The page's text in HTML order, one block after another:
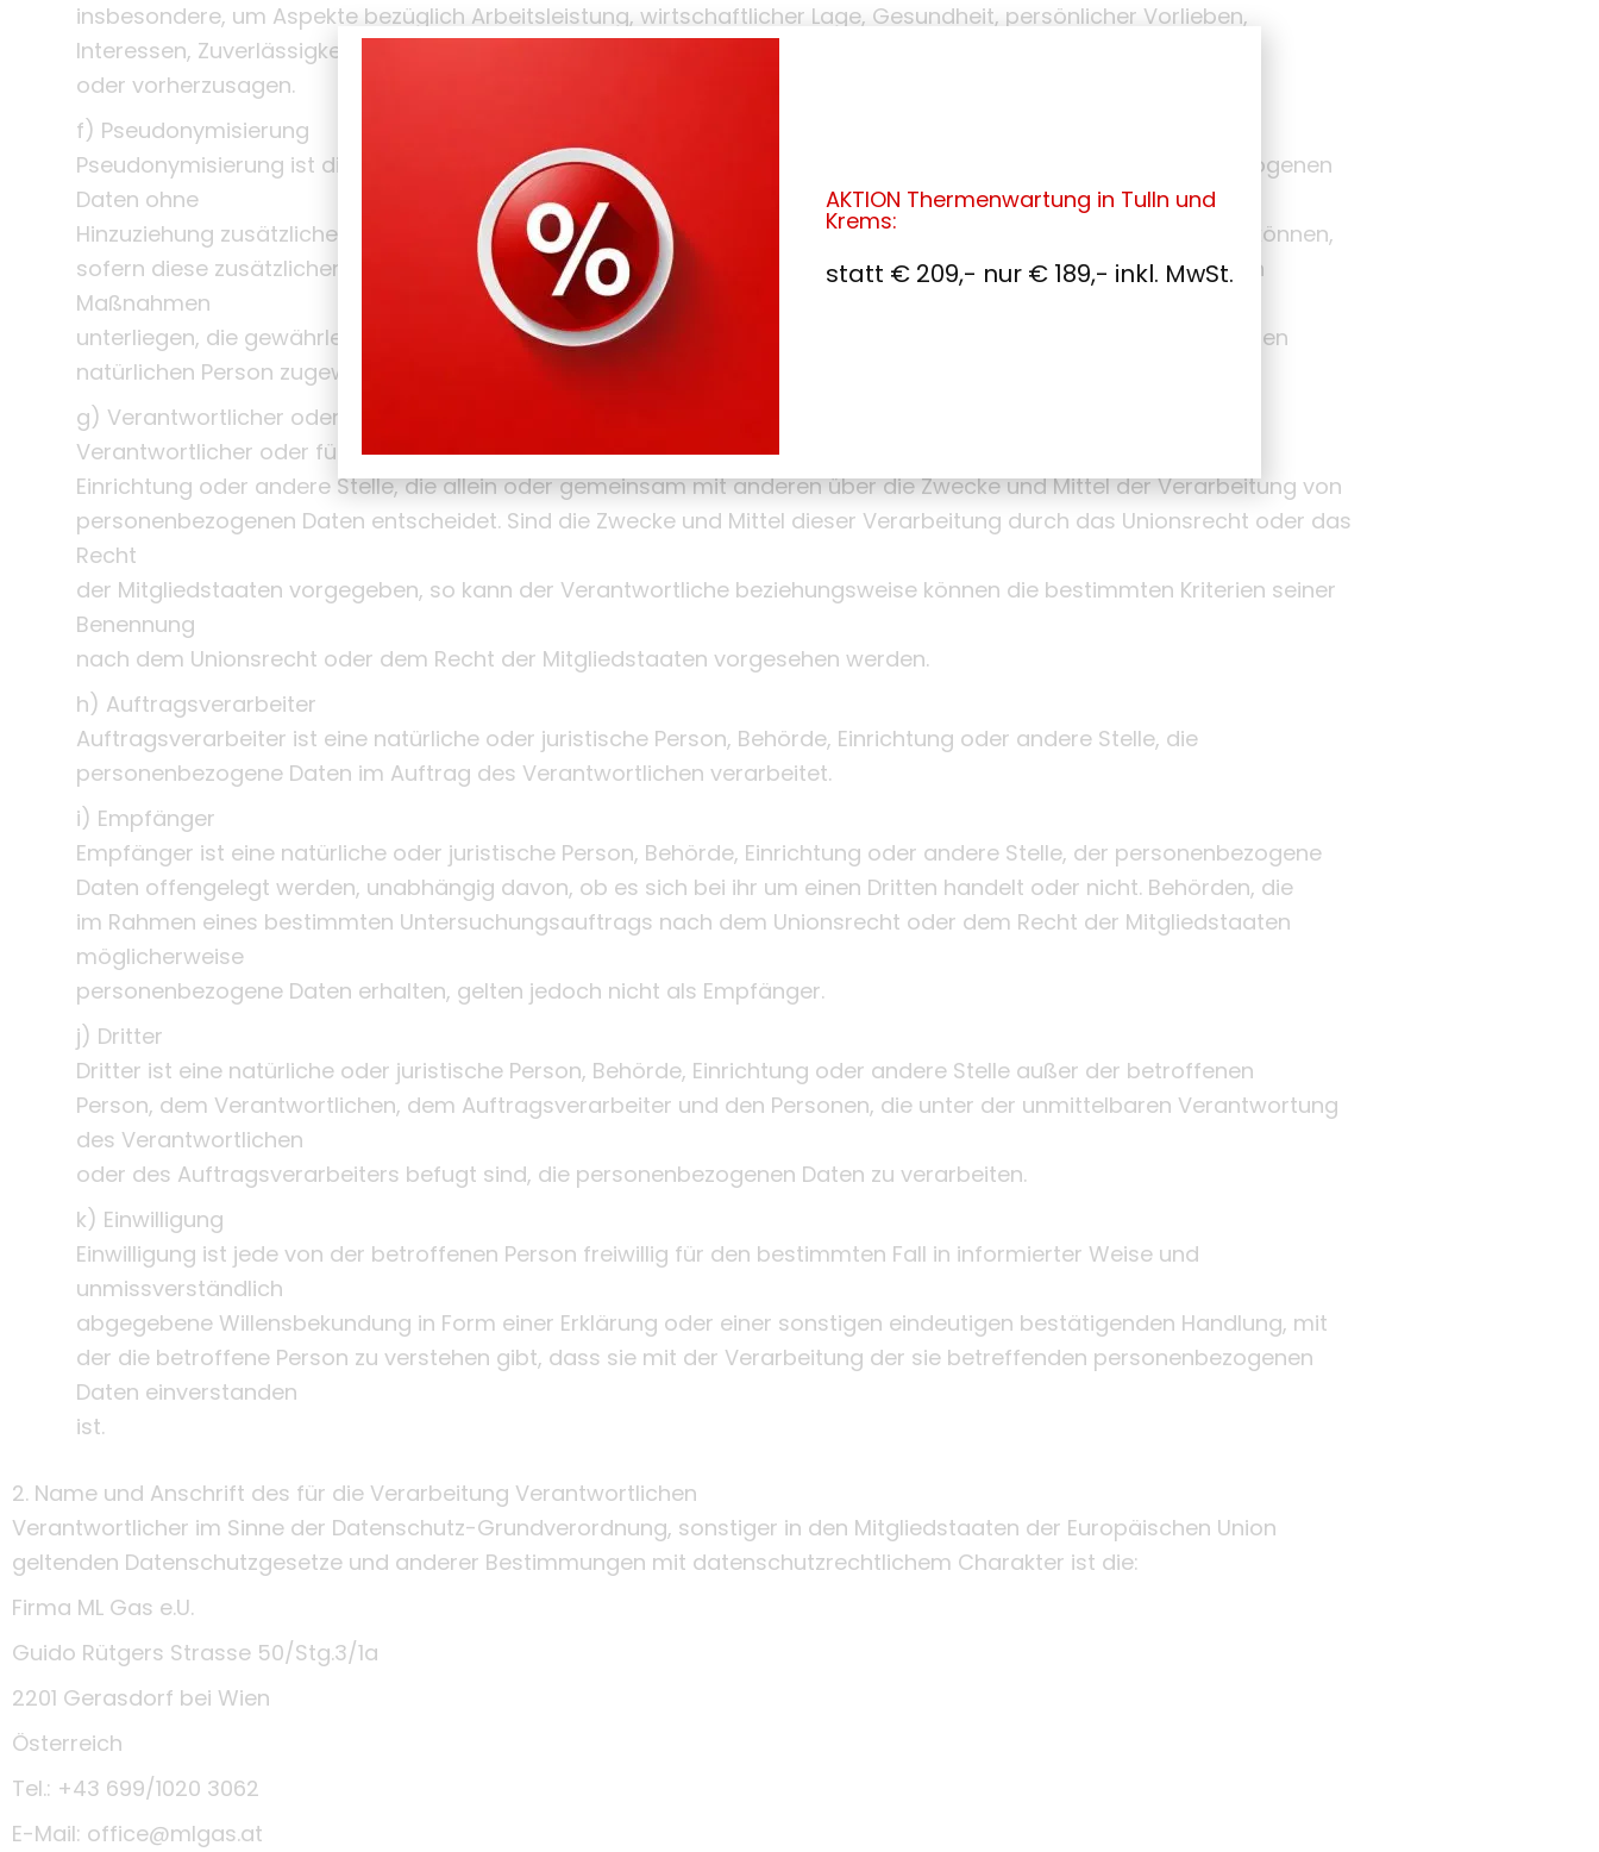
insbesondere, um Aspekte bezüglich Arbeitsleistung, wirtschaftlicher Lage, Gesundheit, persönlicher Vorlieben,
Interessen, Zuverlässigkeit, Verhalten, Aufenthaltsort oder Ortswechsel dieser natürlichen Person zu analysieren
oder vorherzusagen.
f) Pseudonymisierung
Pseudonymisierung ist die Verarbeitung personenbezogener Daten in einer Weise, auf welche die personenbezogenen
Daten ohne
Hinzuziehung zusätzlicher Informationen nicht mehr einer spezifischen betroffenen Person zugeordnet werden können,
sofern diese zusätzlichen Informationen gesondert aufbewahrt werden und technischen und organisatorischen
Maßnahmen
unterliegen, die gewährleisten, dass die personenbezogenen Daten nicht einer identifizierten oder identifizierbaren
natürlichen Person zugewiesen werden.
g) Verantwortlicher oder für die Verarbeitung Verantwortlicher
Verantwortlicher oder für die Verarbeitung Verantwortlicher ist die natürliche oder juristische Person, Behörde,
Einrichtung oder andere Stelle, die allein oder gemeinsam mit anderen über die Zwecke und Mittel der Verarbeitung von
personenbezogenen Daten entscheidet. Sind die Zwecke und Mittel dieser Verarbeitung durch das Unionsrecht oder das
Recht
der Mitgliedstaaten vorgegeben, so kann der Verantwortliche beziehungsweise können die bestimmten Kriterien seiner
Benennung
nach dem Unionsrecht oder dem Recht der Mitgliedstaaten vorgesehen werden.
h) Auftragsverarbeiter
Auftragsverarbeiter ist eine natürliche oder juristische Person, Behörde, Einrichtung oder andere Stelle, die
personenbezogene Daten im Auftrag des Verantwortlichen verarbeitet.
i) Empfänger
Empfänger ist eine natürliche oder juristische Person, Behörde, Einrichtung oder andere Stelle, der personenbezogene
Daten offengelegt werden, unabhängig davon, ob es sich bei ihr um einen Dritten handelt oder nicht. Behörden, die
im Rahmen eines bestimmten Untersuchungsauftrags nach dem Unionsrecht oder dem Recht der Mitgliedstaaten
möglicherweise
personenbezogene Daten erhalten, gelten jedoch nicht als Empfänger.
j) Dritter
Dritter ist eine natürliche oder juristische Person, Behörde, Einrichtung oder andere Stelle außer der betroffenen
Person, dem Verantwortlichen, dem Auftragsverarbeiter und den Personen, die unter der unmittelbaren Verantwortung
des Verantwortlichen
oder des Auftragsverarbeiters befugt sind, die personenbezogenen Daten zu verarbeiten.
k) Einwilligung
Einwilligung ist jede von der betroffenen Person freiwillig für den bestimmten Fall in informierter Weise und
unmissverständlich
abgegebene Willensbekundung in Form einer Erklärung oder einer sonstigen eindeutigen bestätigenden Handlung, mit
der die betroffene Person zu verstehen gibt, dass sie mit der Verarbeitung der sie betreffenden personenbezogenen
Daten einverstanden
ist.
2. Name und Anschrift des für die Verarbeitung Verantwortlichen
Verantwortlicher im Sinne der Datenschutz-Grundverordnung, sonstiger in den Mitgliedstaaten der Europäischen Union
geltenden Datenschutzgesetze und anderer Bestimmungen mit datenschutzrechtlichem Charakter ist die:
Firma ML Gas e.U.
Guido Rütgers Strasse 50/Stg.3/1a
2201 Gerasdorf bei Wien
Österreich
Tel.: +43 699/1020 3062
E-Mail: office@mlgas.at
AKTION Thermenwartung in Tulln und
Krems:
statt € 209,- nur € 189,- inkl. MwSt.